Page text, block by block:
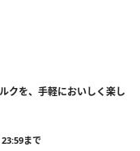
クを、手軽においしく楽し
まで